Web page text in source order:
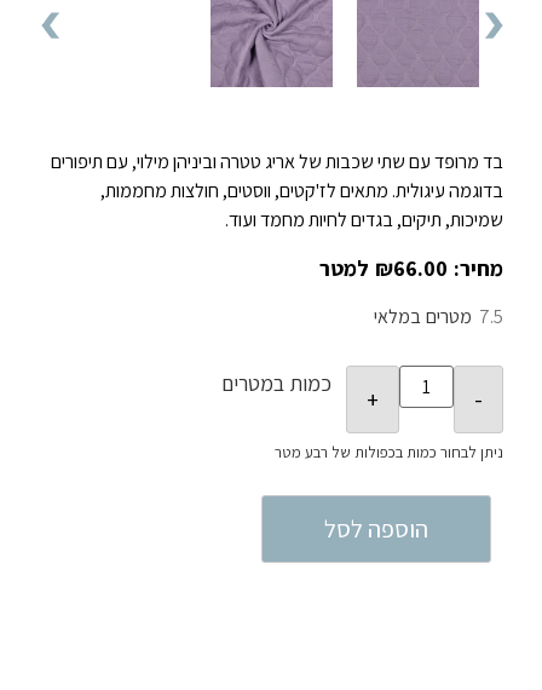
בד מרופד עם שתי שכבות של אריג טטרה וביניהן מילוי, עם תיפורים
בדוגמה עיגולית. מתאים לז'קטים, ווסטים, חולצות מחממות,
שמיכות, תיקים, בגדים לחיות מחמד ועוד.
₪66.00
7.5 במלאי
כמות במטרים
הוספה לסל